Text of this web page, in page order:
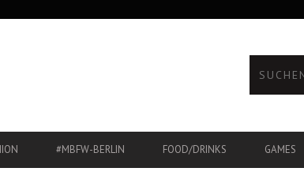
#MBFW-BERLIN FOOD/DRINKS GAMES